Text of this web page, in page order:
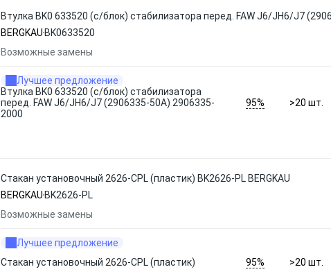
Втулка BK0 633520 (с/блок) стабилизатора перед. FAW J6/JH6/J7
BERGKAU BK0633520
Возможные замены
Лучшее предложение
Втулка BK0 633520 (с/блок) стабилизатора
перед. FAW J6/JH6/J7 (2906335-50A) 2906335-
2000
95% >20шт.
Стакан установочный 2626-CPL (пластик) BK2626-PL BERGKAU
BERGKAU BK2626-PL
Возможные замены
Лучшее предложение
Стакан установочный 2626-CPL (пластик)
95% >20шт.